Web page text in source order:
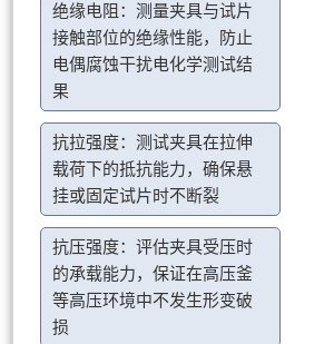
绝缘电阻：测量夹具与试片
接触部位的绝缘性能，防止
电偶腐蚀干扰电化学测试结
果
抗拉强度：测试夹具在拉伸
载荷下的抵抗能力，确保悬
挂或固定试片时不断裂
抗压强度：评估夹具受压时
的承载能力，保证在高压釜
等高压环境中不发生形变破
损